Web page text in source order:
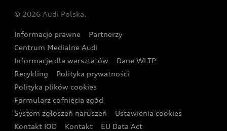
Skonfiguruj swój model z Ekspertem Audi
Wyszukaj najbliższego Partnera Audi
Oferta dla przedsiębiorców
Oferta dla klientów prywatnych
Kalkulator rat
Ubezpieczenie
Zasięg
Gwarancja
Akcje serwisowe Audi
Katalog online akcesoriów
Audi i Muzeum Sztuki Nowoczesnej w Warszawie
Audi driving experience
Audi quattro Cup
Audi i Puchar Świata w Skokach Narciarskich w
Zakopanem
© 2026 Audi Polska.
Informacje prawne
Partnerzy
Centrum Medialne Audi
Informacje dla warsztatów
Dane WLTP
Recykling
Polityka prywatności
Polityka plików cookies
Formularz cofnięcia zgód
System zgłoszeń naruszeń
Ustawienia cookies
Kontakt IOD
Kontakt EU Data Act